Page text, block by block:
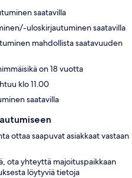
saatavilla
uloskirjautuminen saatavilla
mahdollista saatavuuden
on 18 vuotta
klo 11.00
saatavilla
ottaa saapuvat asiakkaat vastaan
ota yhteyttä majoituspaikkaan
löytyviä tietoja